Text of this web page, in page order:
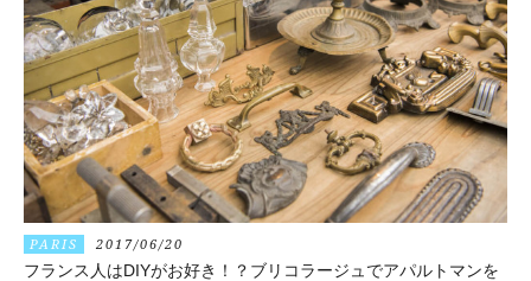
PARIS 2017/06/20
フランス人はDIYがお好き！？ブリコラージュでアパルトマンを